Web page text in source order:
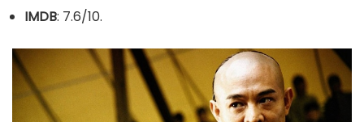
IMDB: 7.6/10.